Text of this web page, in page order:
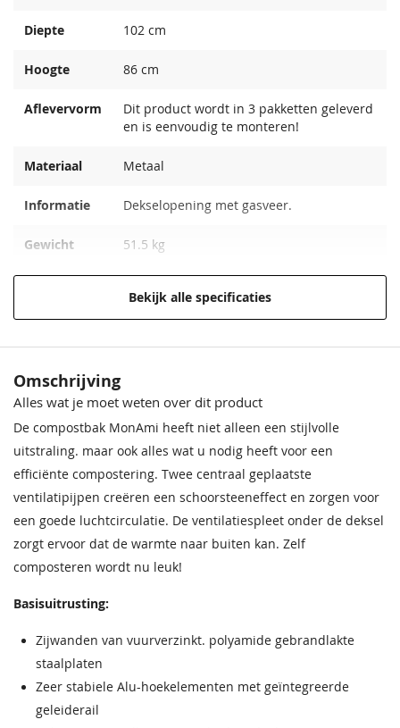
Diepte 102 cm
Hoogte 86 cm
Aflevervorm
Dit product wordt in 3 pakketten geleverd
en is eenvoudig te monteren!
Materiaal Metaal
Informatie Dekselopening met gasveer.
Gewicht 51.5 kg
Bekijk alle specificaties
Omschrijving
Alles wat je moet weten over dit product
De compostbak MonAmi heeft niet alleen een stijlvolle
uitstraling. maar ook alles wat u nodig heeft voor een
efficiënte compostering. Twee centraal geplaatste
ventilatipijpen creëren een schoorsteeneffect en zorgen voor
een goede luchtcirculatie. De ventilatiespleet onder de deksel
zorgt ervoor dat de warmte naar buiten kan. Zelf
composteren wordt nu leuk!
Basisuitrusting:
Zijwanden van vuurverzinkt. polyamide gebrandlakte
staalplaten
Zeer stabiele Alu-hoekelementen met geïntegreerde
geleiderail